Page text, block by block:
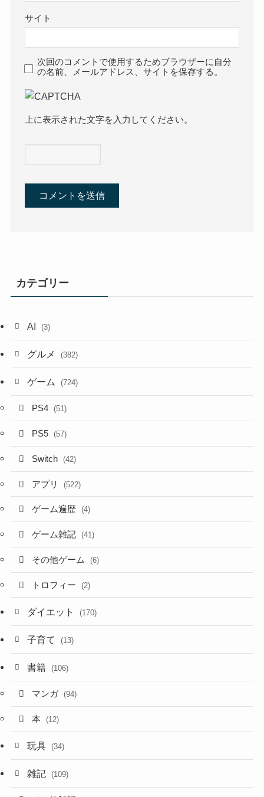
サイト
次回のコメントで使用するためブラウザーに自分
の名前、メールアドレス、サイトを保存する。
上に表示された文字を入力してください。
カテゴリー
AI (3)
グルメ (382)
ゲーム (724)
PS4 (51)
PS5 (57)
Switch (42)
アプリ (522)
ゲーム遍歴 (4)
ゲーム雑記 (41)
その他ゲーム (6)
トロフィー (2)
ダイエット (170)
子育て (13)
書籍 (106)
マンガ (94)
本 (12)
玩具 (34)
雑記 (109)